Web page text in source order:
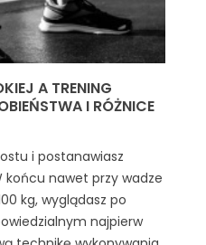
A TRENING
I RÓŻNICE
i postanawiasz
końcu nawet przy wadze
kg, wyglądasz po
najpierw